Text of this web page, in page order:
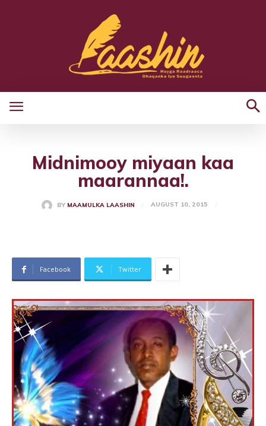
Midnimooy miyaan kaa
maarannaa!.
BY MAAMULKA LAASHIN AUGUST 10, 2015
Facebook Twitter